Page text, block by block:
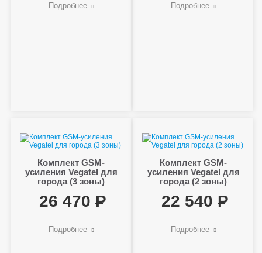
Подробнее Подробнее
Комплект GSM-
усиления Vegatel для
города (3 зоны)
26 470
Подробнее
Комплект GSM-
усиления Vegatel для
города (2 зоны)
22 540
Подробнее